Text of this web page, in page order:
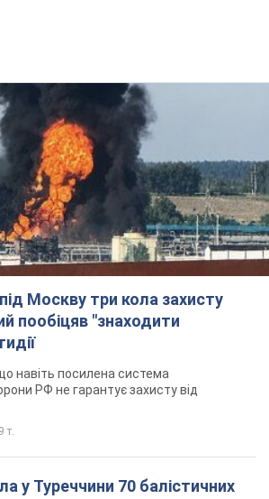
Москву три кола захисту
пообіцяв "знаходити
навіть посилена система
РФ не гарантує захисту від
т.
у Туреччини 70 балістичних